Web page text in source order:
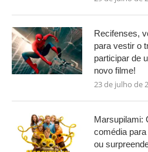
Recifenses,
para vestir o
participar de
novo filme!
23 de julho de
Marsupilami:
comédia
ou